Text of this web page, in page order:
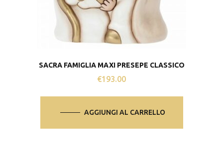
SACRA FAMIGLIA MAXI PRESEPE CLASSICO
€193.00
AGGIUNGI AL CARRELLO